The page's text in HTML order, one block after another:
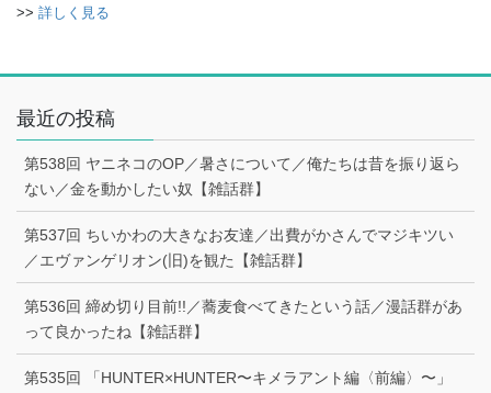
>> 詳しく見る
最近の投稿
第538回 ヤニネコのOP／暑さについて／俺たちは昔を振り返ら
ない／金を動かしたい奴【雑話群】
第537回 ちいかわの大きなお友達／出費がかさんでマジキツい
／エヴァンゲリオン(旧)を観た【雑話群】
第536回 締め切り目前!!／蕎麦食べてきたという話／漫話群があ
って良かったね【雑話群】
第535回 「HUNTER×HUNTER〜キメラアント編〈前編〉〜」